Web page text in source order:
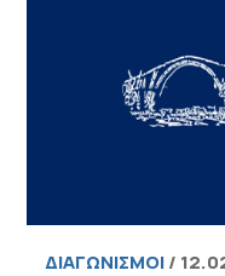
ΔΙΑΓΩΝΙΣΜΟΊ/